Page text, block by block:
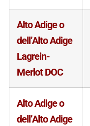
Alto Adige o
dell’Alto Adige
Lagrein-
Merlot DOC
Alto Adige o
dell’Alto Adige